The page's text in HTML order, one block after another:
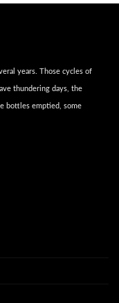
years. Those cycles of
thundering days, the
bottles emptied, some